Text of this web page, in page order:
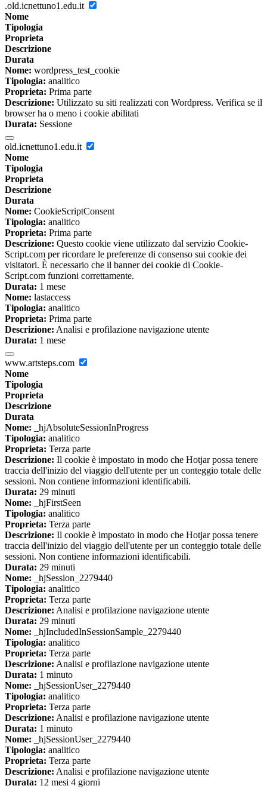
.old.icnettuno1.edu.it
Nome
Tipologia
Proprieta
Descrizione
Durata
Nome: wordpress_test_cookie
Tipologia: analitico
Proprieta: Prima parte
Descrizione: Utilizzato su siti realizzati con Wordpress. Verifica se il
browser ha o meno i cookie abilitati
Durata: Sessione
old.icnettuno1.edu.it
Nome
Tipologia
Proprieta
Descrizione
Durata
Nome: CookieScriptConsent
Tipologia: analitico
Proprieta: Prima parte
Descrizione: Questo cookie viene utilizzato dal servizio Cookie-
Script.com per ricordare le preferenze di consenso sui cookie dei
visitatori. È necessario che il banner dei cookie di Cookie-
Script.com funzioni correttamente.
Durata: 1 mese
Nome: lastaccess
Tipologia: analitico
Proprieta: Prima parte
Descrizione: Analisi e profilazione navigazione utente
Durata: 1 mese
www.artsteps.com
Nome
Tipologia
Proprieta
Descrizione
Durata
Nome: _hjAbsoluteSessionInProgress
Tipologia: analitico
Proprieta: Terza parte
Descrizione: Il cookie è impostato in modo che Hotjar possa tenere
traccia dell'inizio del viaggio dell'utente per un conteggio totale delle
sessioni. Non contiene informazioni identificabili.
Durata: 29 minuti
Nome: _hjFirstSeen
Tipologia: analitico
Proprieta: Terza parte
Descrizione: Il cookie è impostato in modo che Hotjar possa tenere
traccia dell'inizio del viaggio dell'utente per un conteggio totale delle
sessioni. Non contiene informazioni identificabili.
Durata: 29 minuti
Nome: _hjSession_2279440
Tipologia: analitico
Proprieta: Terza parte
Descrizione: Analisi e profilazione navigazione utente
Durata: 29 minuti
Nome: _hjIncludedInSessionSample_2279440
Tipologia: analitico
Proprieta: Terza parte
Descrizione: Analisi e profilazione navigazione utente
Durata: 1 minuto
Nome: _hjSessionUser_2279440
Tipologia: analitico
Proprieta: Terza parte
Descrizione: Analisi e profilazione navigazione utente
Durata: 1 minuto
Nome: _hjSessionUser_2279440
Tipologia: analitico
Proprieta: Terza parte
Descrizione: Analisi e profilazione navigazione utente
Durata: 12 mesi 4 giorni